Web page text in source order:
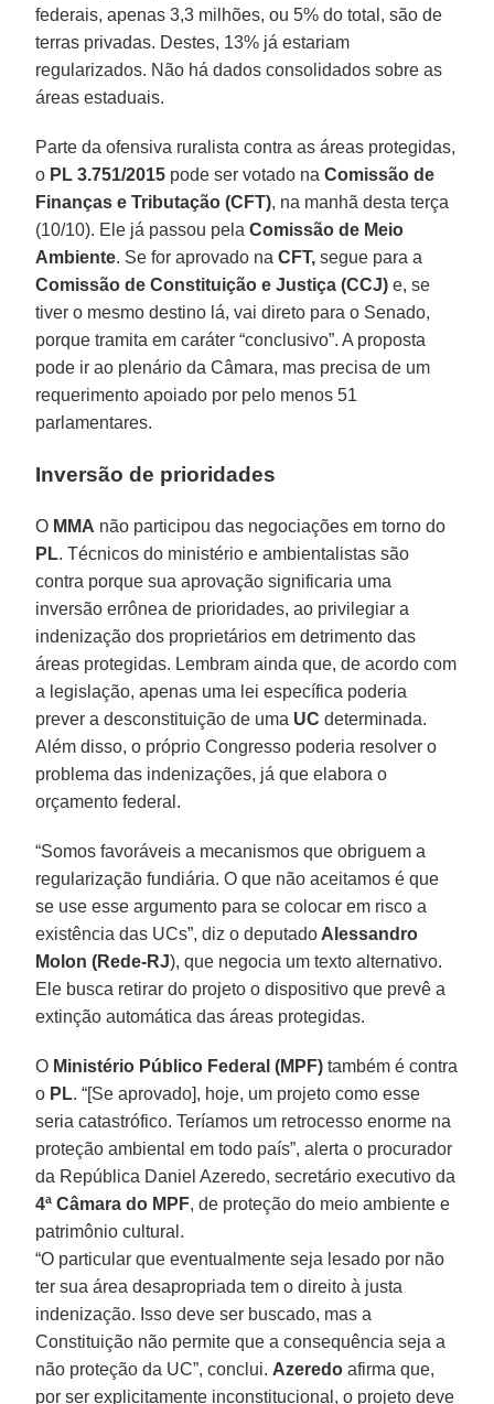
federais, apenas 3,3 milhões, ou 5% do total, são de
terras privadas. Destes, 13% já estariam
regularizados. Não há dados consolidados sobre as
áreas estaduais.
Parte da ofensiva ruralista contra as áreas protegidas,
o PL 3.751/2015 pode ser votado naComissão de
Finanças e Tributação (CFT), na manhã desta terça
(10/10). Ele já passou pelaComissão de Meio
Ambiente. Se for aprovado naCFT, segue para a
Comissão de Constituição e Justiça (CCJ) e, se
tiver o mesmo destino lá, vai direto para o Senado,
porque tramita em caráter “conclusivo”. A proposta
pode ir ao plenário da Câmara, mas precisa de um
requerimento apoiado por pelo menos 51
parlamentares.
Inversão de prioridades
O MMA não participou das negociações em torno do
PL. Técnicos do ministério e ambientalistas são
contra porque sua aprovação significaria uma
inversão errônea de prioridades, ao privilegiar a
indenização dos proprietários em detrimento das
áreas protegidas. Lembram ainda que, de acordo com
a legislação, apenas uma lei específica poderia
prever a desconstituição de uma UC determinada.
Além disso, o próprio Congresso poderia resolver o
problema das indenizações, já que elabora o
orçamento federal.
“Somos favoráveis a mecanismos que obriguem a
regularização fundiária. O que não aceitamos é que
se use esse argumento para se colocar em risco a
existência das UCs”, diz o deputado Alessandro
Molon (Rede-RJ), que negocia um texto alternativo.
Ele busca retirar do projeto o dispositivo que prevê a
extinção automática das áreas protegidas.
O Ministério Público Federal (MPF) também é contra
o PL. “[Se aprovado], hoje, um projeto como esse
seria catastrófico. Teríamos um retrocesso enorme na
proteção ambiental em todo país”, alerta o procurador
da República Daniel Azeredo, secretário executivo da
4ª Câmara do MPF, de proteção do meio ambiente e
patrimônio cultural.
“O particular que eventualmente seja lesado por não
ter sua área desapropriada tem o direito à justa
indenização. Isso deve ser buscado, mas a
Constituição não permite que a consequência seja a
não proteção da UC”, conclui. Azeredo afirma que,
por ser explicitamente inconstitucional, o projeto deve